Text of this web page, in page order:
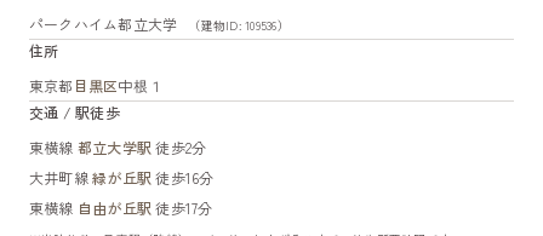
パークハイム都立大学
（建物ID: 109536）
住所
東京都 目黒区中根１
交通 / 駅徒歩
東横線 都立大学駅 徒歩2分
大井町線緑が丘駅 徒歩16分
東横線 自由が丘駅 徒歩17分